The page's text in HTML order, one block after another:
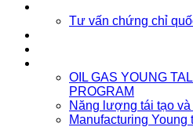
Tư vấn chứng chỉ
OIL GAS YOUNG
PROGRAM
Năng lượng tái tạo
Manufacturing